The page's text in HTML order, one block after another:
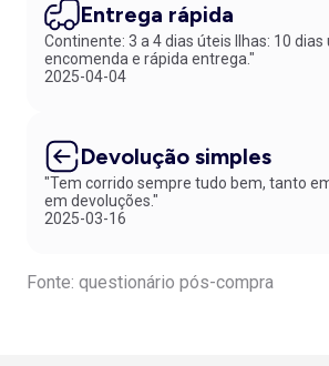
Entrega rápida
Continente: 3 a 4 dias úteis Ilhas: 10 dias úteis.
encomenda e rápida entrega."
2025-04-04
Devolução simples
"Tem corrido sempre tudo bem, tanto
em devoluções."
2025-03-16
Fonte: questionário pós-compra